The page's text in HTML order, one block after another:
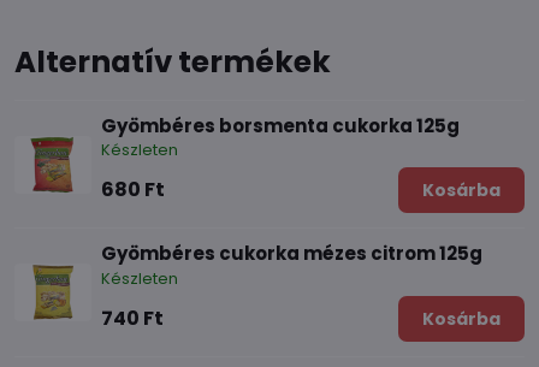
Alternatív termékek
Gyömbéres borsmenta cukorka 125g
Készleten
680 Ft Kosárba
Gyömbéres cukorka mézes citrom 125g
Készleten
740 Ft Kosárba